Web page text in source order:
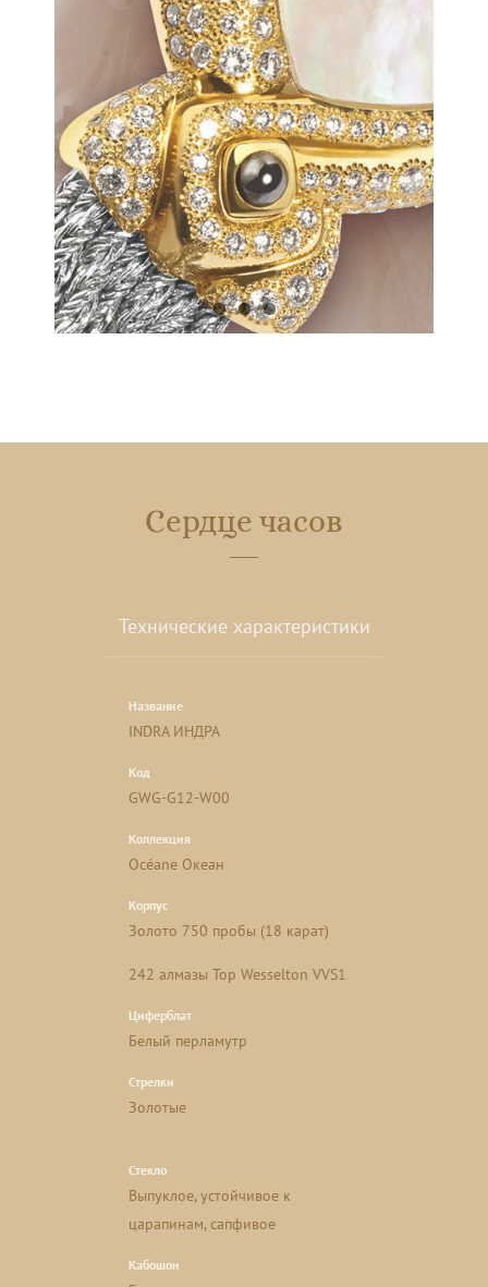
Сердце часов
Технические характеристики
Название
INDRA ИНДРА
Код
GWG-G12-W00
Коллекция
Océane Океан
Корпус
Золото 750 пробы (18 карат)
242 алмазы Top Wesselton VVS1
Циферблат
Белый перламутр
Стрелки
Золотые
Стекло
Выпуклое, устойчивое к
царапинам, сапфивое
Кабошон